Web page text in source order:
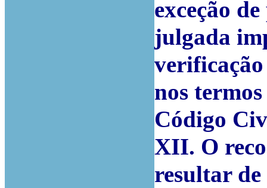
exceção
julgada
nos
Código
XII. O
resultar de